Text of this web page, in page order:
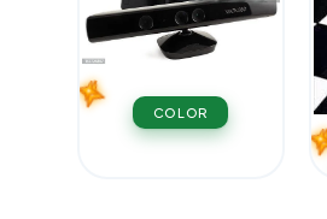
COLOR